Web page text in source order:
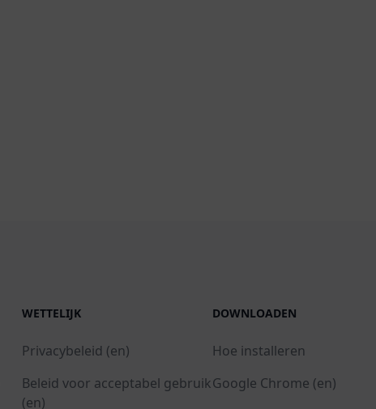
WETTELIJK
Privacybeleid (en)
Beleid voor acceptabel gebruik
(en)
DOWNLOADEN
Hoe installeren
Google Chrome (en)